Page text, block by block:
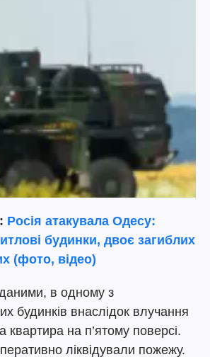
Росія атакувала Одесу:
будинки, двоє загиблих
(фото, відео)
в одному з
будинків внаслідок влучання
квартира на п’ятому поверсі.
ліквідували пожежу.